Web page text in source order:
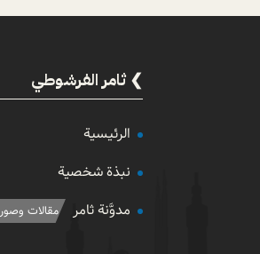
ثامر الفرشوطي
الرئيسية
نبذة شخصية
مدوَّنة ثامر
مقالات وصور